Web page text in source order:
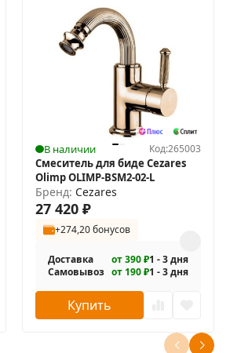
В наличии Код:265003
Смеситель для биде Cezares
Olimp OLIMP-BSM2-02-L
Бренд: Cezares
27 420₽
+274,20 бонусов
Доставка от 390 ₽1 - 3 дня
Самовывоз от 190 ₽1 - 3 дня
Купить